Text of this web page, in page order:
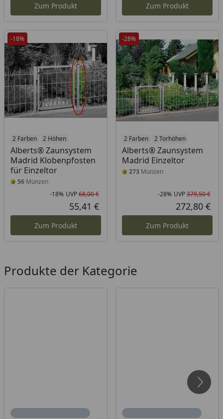
Zum Produkt Zum Produkt
-18%
2 Farben 2 Höhen
Alberts® Zaunsystem
Madrid Klobenpfosten
für Einzeltor
56 Münzen
Rabatt in Prozent
-18%
Ursprünglicher Preis
UVP68,00 €
Aktueller Preis
55,41 €
Zum Produkt
-28%
2 Farben 2 Torhöhen
Alberts® Zaunsystem
Madrid Einzeltor
273Münzen
-28% UVP379,50 €
272,80 €
Zum Produkt
Produkte der Kategorie